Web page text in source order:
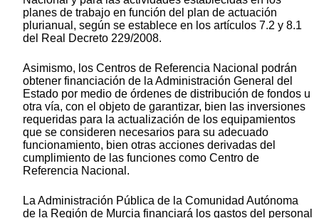
planes de trabajo en función del plan de actuación
plurianual, según se establece en los artículos 7.2 y 8.1
del Real Decreto 229/2008.
Asimismo, los Centros de Referencia Nacional podrán
obtener financiación de la Administración General del
Estado por medio de órdenes de distribución de fondos u
otra vía, con el objeto de garantizar, bien las inversiones
requeridas para la actualización de los equipamientos
que se consideren necesarios para su adecuado
funcionamiento, bien otras acciones derivadas del
cumplimiento de las funciones como Centro de
Referencia Nacional.
La Administración Pública de la Comunidad Autónoma
de la Región de Murcia financiará los gastos del personal